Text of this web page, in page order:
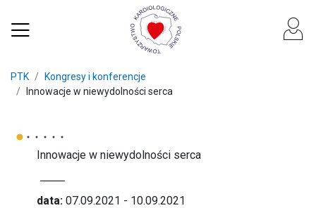
PTK
Kongresy i konferencje
Innowacje w niewydolności serca
Innowacje w niewydolności serca
data: 07.09.2021 - 10.09.2021